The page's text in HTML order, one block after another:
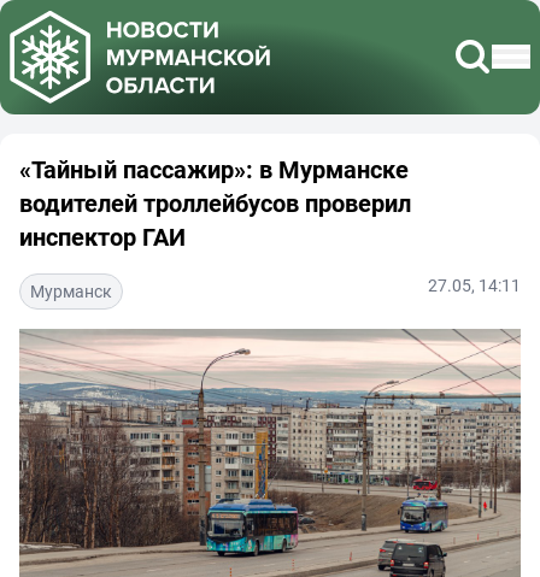
«Тайный пассажир»: в Мурманске
водителей троллейбусов проверил
инспектор ГАИ
Мурманск 27.05, 14:11